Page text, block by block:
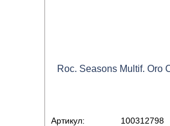
Roc. Seasons Multif. Oro
Артикул:
100312798